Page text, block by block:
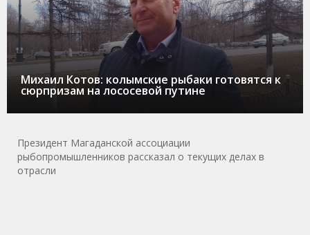
Михаил Котов: колымские рыбаки готовятся к
сюрпризам на лососевой путине
Президент Магаданской ассоциации
рыбопромышленников рассказал о текущих делах в
отрасли